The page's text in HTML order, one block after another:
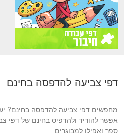
דפי צביעה להדפסה בחינם
מחפשים דפי צביעה להדפסה בחינם?
אפשר להוריד ולהדפיס בחינם של דפי
ספר ואפילו למבוגרים